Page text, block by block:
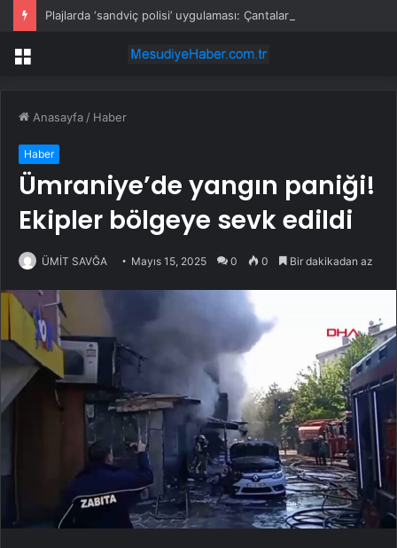
Menü
Anasayfa / Haber
Haber
Ümraniye’de yangın paniği!
Ekipler bölgeye sevk edildi
ÜMİT SAVĞA Mayıs 15, 2025 0 0 Bir dakikadan az